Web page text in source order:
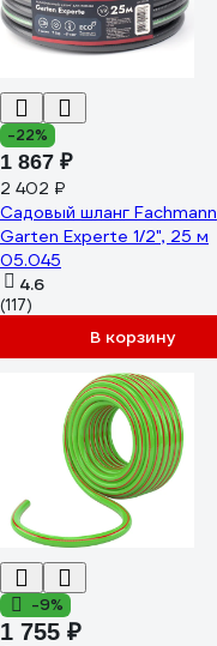
-22%
1 867 ₽
2 402 ₽
Садовый шланг Fachmann
Garten Experte 1/2", 25 м
05.045
4.6
(117)
В корзину
-9%
1 755 ₽